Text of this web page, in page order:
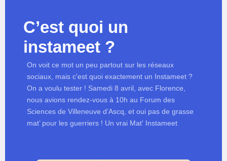
C’est quoi un
instameet ?
On voit ce mot un peu partout sur les réseaux
sociaux, mais c'est quoi exactement un Instameet ?
On a voulu tester ! Samedi 8 avril, avec Florence,
nous avions rendez-vous à 10h au Forum des
Sciences de Villeneuve d’Ascq, et oui pas de grasse
mat’ pour les guerriers ! Un vrai Mat' Instameet